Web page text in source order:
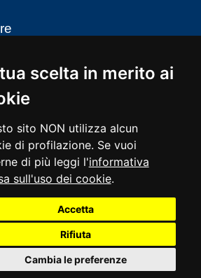
scelta in merito ai
sito NON utilizza alcun
di profilazione. Se vuoi
di più leggi l'informativa
sull'uso dei cookie.
Accetta
Rifiuta
Cambia le preferenze
accessibilità
Policy
Note legali
Cambio preferenze cookie